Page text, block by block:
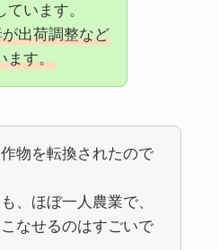
います。
出荷調整など
ます。
物を転換されたので
、ほぼ一人農業で、
なせるのはすごいで